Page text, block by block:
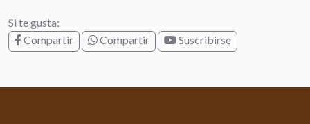
Si te gusta:
Compartir
Compartir Suscribirse